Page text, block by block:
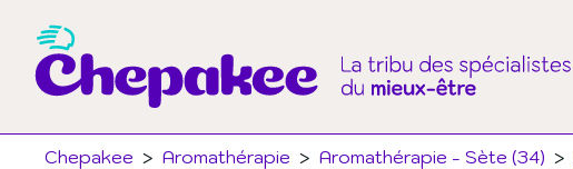
Chepakee > Aromathérapie > Aromathérapie - Sète (34) >